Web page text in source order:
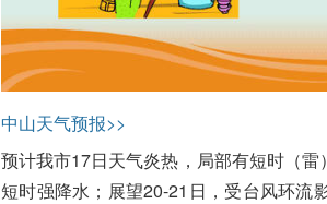
中山天气预报>>
预计我市17日天气炎热，局部有短时（
短时强降水；展望20-21日，受台风环流